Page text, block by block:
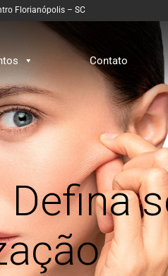
Florianópolis – SC
Contato